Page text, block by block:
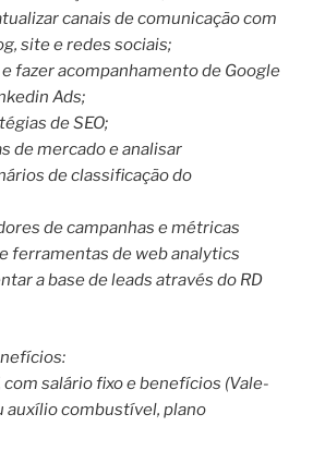
canais de comunicação com
site e redes sociais;
fazer acompanhamento de Google
Ads;
de SEO;
de mercado e analisar
de classificação do
de campanhas e métricas
ferramentas de web analytics
a base de leads através do RD
com salário fixo e benefícios (Vale-
auxílio combustível, plano